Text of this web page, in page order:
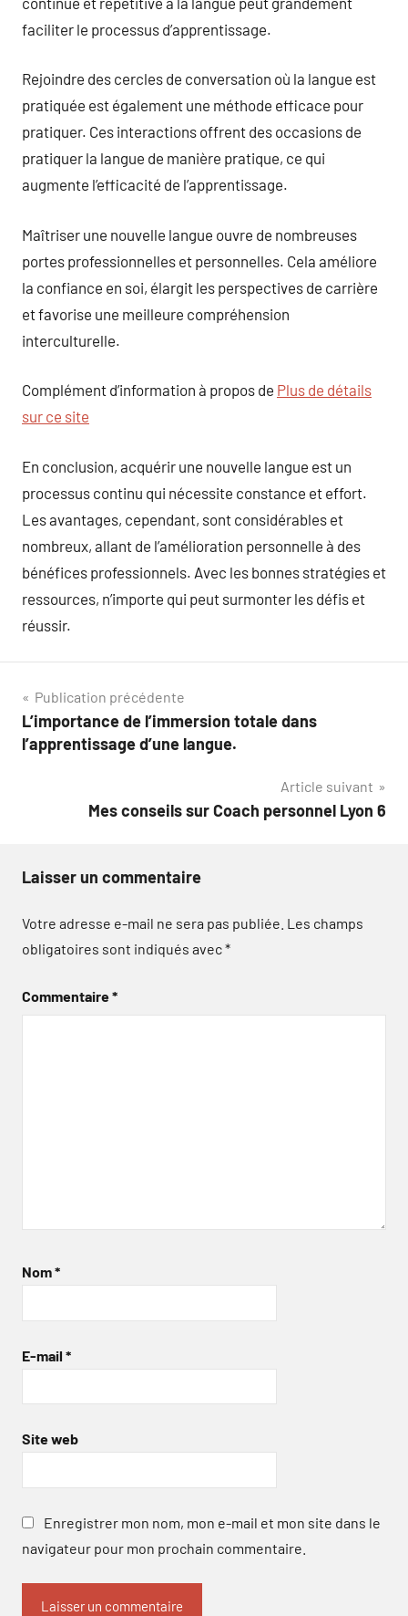
faciliter le processus d’apprentissage.
Rejoindre des cercles de conversation où la langue est
pratiquée est également une méthode efficace pour
pratiquer. Ces interactions offrent des occasions de
pratiquer la langue de manière pratique, ce qui
augmente l’efficacité de l’apprentissage.
Maîtriser une nouvelle langue ouvre de nombreuses
portes professionnelles et personnelles. Cela améliore
la confiance en soi, élargit les perspectives de carrière
et favorise une meilleure compréhension
interculturelle.
Complément d’information à propos de Plus de détails
sur ce site
En conclusion, acquérir une nouvelle langue est un
processus continu qui nécessite constance et effort.
Les avantages, cependant, sont considérables et
nombreux, allant de l’amélioration personnelle à des
bénéfices professionnels. Avec les bonnes stratégies et
ressources, n’importe qui peut surmonter les défis et
réussir.
Navigation
de
Publication précédente
L’importance de l’immersion totale dans
l’apprentissage d’une langue.
Article suivant
Mes conseils sur Coach personnel Lyon 6
Laisser un commentaire
Votre adresse e-mail ne sera pas publiée. Les champs
obligatoires sont indiqués avec*
Commentaire*
Nom*
E-mail *
Site web
Enregistrer mon nom, mon e-mail et mon site dans le
navigateur pour mon prochain commentaire.